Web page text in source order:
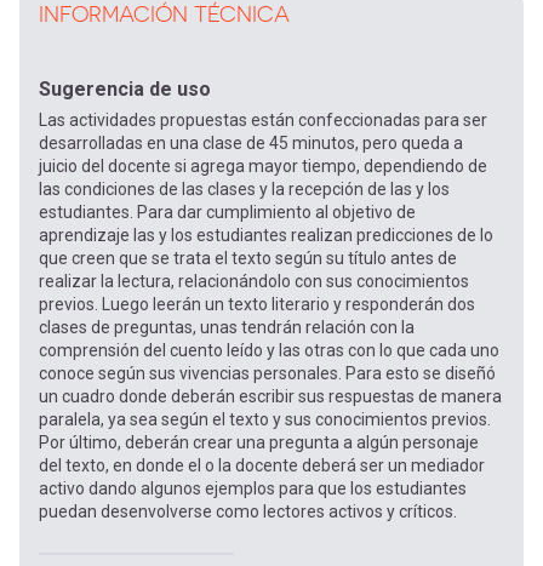
INFORMACIÓN TÉCNICA
Sugerencia de uso
Las actividades propuestas están confeccionadas para ser
desarrolladas en una clase de 45 minutos, pero queda a
juicio del docente si agrega mayor tiempo, dependiendo de
las condiciones de las clases y la recepción de las y los
estudiantes. Para dar cumplimiento al objetivo de
aprendizaje las y los estudiantes realizan predicciones de lo
que creen que se trata el texto según su título antes de
realizar la lectura, relacionándolo con sus conocimientos
previos. Luego leerán un texto literario y responderán dos
clases de preguntas, unas tendrán relación con la
comprensión del cuento leído y las otras con lo que cada uno
conoce según sus vivencias personales. Para esto se diseñó
un cuadro donde deberán escribir sus respuestas de manera
paralela, ya sea según el texto y sus conocimientos previos.
Por último, deberán crear una pregunta a algún personaje
del texto, en donde el o la docente deberá ser un mediador
activo dando algunos ejemplos para que los estudiantes
puedan desenvolverse como lectores activos y críticos.